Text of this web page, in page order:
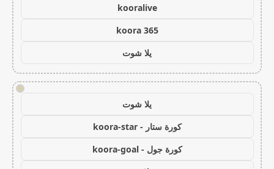
kooralive
koora 365
يلا شوت
!
يلا شوت
كورة ستار - koora-star
كورة جول - koora-goal